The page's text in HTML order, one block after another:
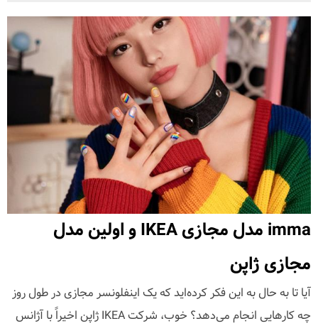
imma مدل مجازی IKEA و اولین مدل
مجازی ژاپن
آیا تا به حال به این فکر کرده‌اید که یک اینفلونسر مجازی در طول روز
چه کارهایی انجام می‌دهد؟ خوب، شرکت IKEA ژاپن اخیراً با آژانس